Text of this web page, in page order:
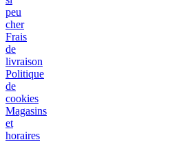
peu
cher
Frais
de
livraison
Politique
de
cookies
Magasins
et
horaires